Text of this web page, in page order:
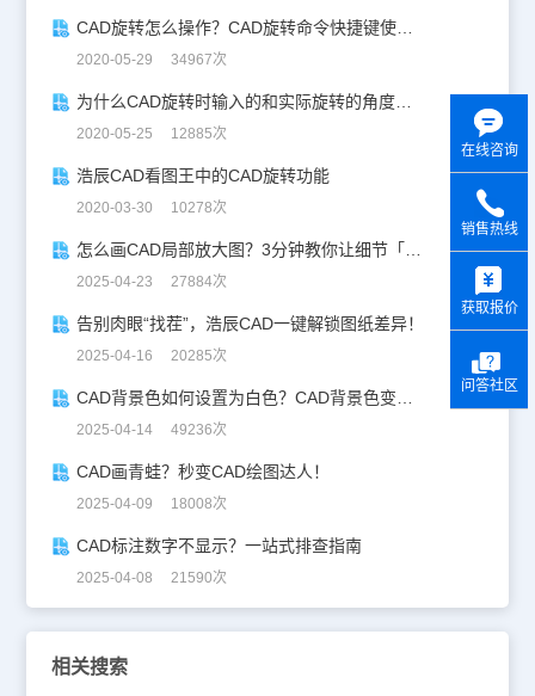
CAD旋转怎么操作？CAD旋转命令快捷键使用技巧
2020-05-29 34967次
为什么CAD旋转时输入的和实际旋转的角度不同？
2020-05-25 12885次
浩辰CAD看图王中的CAD旋转功能
2020-03-30 10278次
2025-04-23 27884次
告别肉眼“找茬”，浩辰CAD一键解锁图纸差异！
2025-04-16 20285次
2025-04-14 49236次
CAD画青蛙？秒变CAD绘图达人！
2025-04-09 18008次
CAD标注数字不显示？一站式排查指南
2025-04-08 21590次
相关搜索
在线咨询
销售热线
获取报价
问答社区